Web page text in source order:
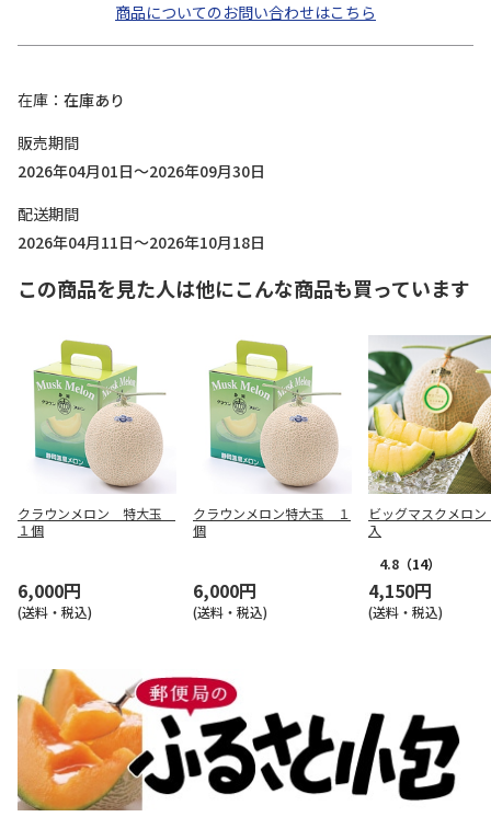
商品についてのお問い合わせはこちら
在庫
在庫あり
販売期間
2026年04月01日～2026年09月30日
配送期間
2026年04月11日～2026年10月18日
この商品を見た人は他にこんな商品も買っています
クラウンメロン 特大玉
１個
6,000円
(送料・税込)
クラウンメロン特大玉 １
個
6,000円
(送料・税込)
ビッグマスクメロ
入
4.8 （14）
4,150円
(送料・税込)